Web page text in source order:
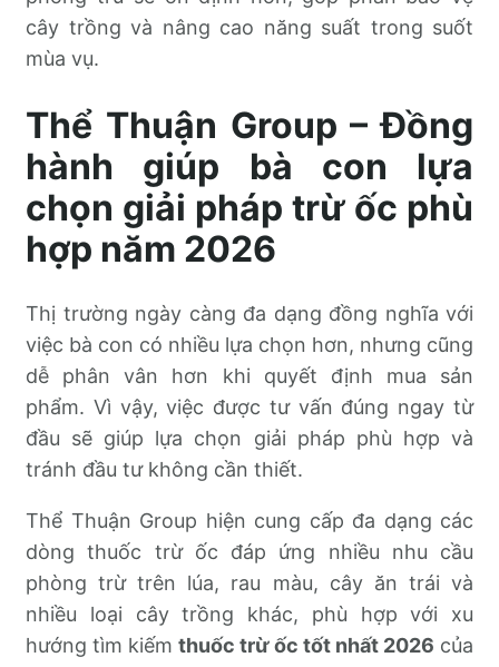
cây trồng và nâng cao năng suất trong suốt
mùa vụ.
Thể Thuận Group – Đồng
hành giúp bà con lựa
chọn giải pháp trừ ốc phù
hợp năm 2026
Thị trường ngày càng đa dạng đồng nghĩa với
việc bà con có nhiều lựa chọn hơn, nhưng cũng
dễ phân vân hơn khi quyết định mua sản
phẩm. Vì vậy, việc được tư vấn đúng ngay từ
đầu sẽ giúp lựa chọn giải pháp phù hợp và
tránh đầu tư không cần thiết.
Thể Thuận Group hiện cung cấp đa dạng các
dòng thuốc trừ ốc đáp ứng nhiều nhu cầu
phòng trừ trên lúa, rau màu, cây ăn trái và
nhiều loại cây trồng khác, phù hợp với xu
hướng tìm kiếm thuốc trừ ốc tốt nhất 2026 của